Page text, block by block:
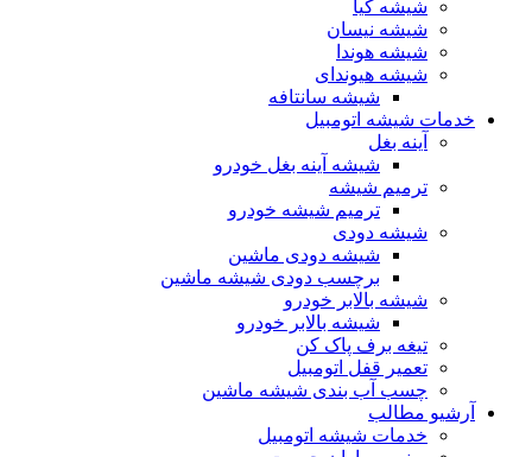
شیشه کیا
شیشه نیسان
شیشه هوندا
شیشه هیوندای
شیشه سانتافه
خدمات شیشه اتومبیل
آینه بغل
شیشه آینه بغل خودرو
ترمیم شیشه
ترمیم شیشه خودرو
شیشه دودی
شیشه دودی ماشین
برچسب دودی شیشه ماشین
شیشه بالابر خودرو
شیشه بالابر خودرو
تیغه برف پاک کن
تعمیر قفل اتومبیل
چسب آب بندی شیشه ماشین
آرشیو مطالب
خدمات شیشه اتومبیل